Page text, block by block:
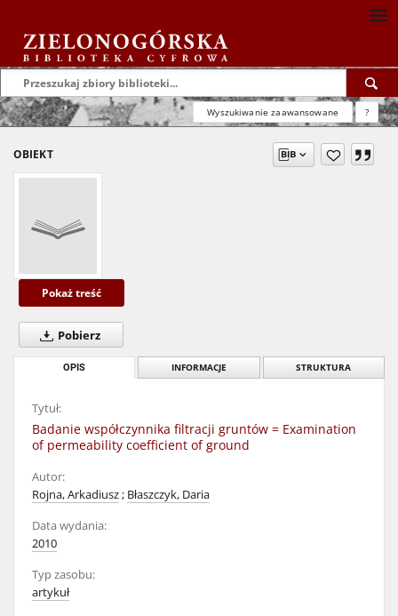
Wyszukiwanie zaawansowane ?
OBIEKT
Pokaż treść
Pobierz
OPIS INFORMACJE STRUKTURA
Tytuł:
Badanie współczynnika filtracji gruntów = Examination
of permeability coefficient of ground
Autor:
Rojna, Arkadiusz; Błaszczyk, Daria
Data wydania:
2010
Typ zasobu:
artykuł